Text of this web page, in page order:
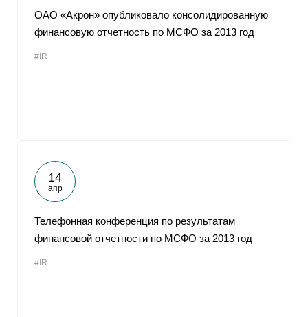
ОАО «Акрон» опубликовало консолидированную
финансовую отчетность по МСФО за 2013 год
#IR
14
апр
Телефонная конференция по результатам
финансовой отчетности по МСФО за 2013 год
#IR